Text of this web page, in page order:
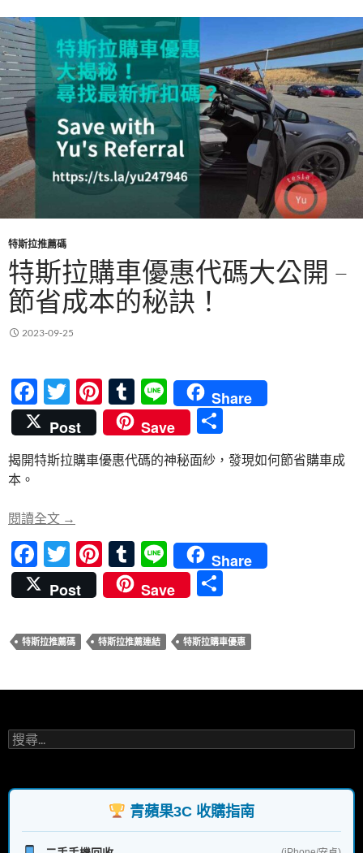
k
特斯拉推薦碼
特斯拉購車優惠代碼大公開 –
節省成本的秘訣！
2023-09-25
F
ac
e
b
o
k
T
w
itt
er
Pi
nt
er
es
T
u
m
bl
Li
n
e
Share
Post
Save
享
揭開特斯拉購車優惠代碼的神秘面紗，發現如何節省購車成
本。
閱讀全文 特斯拉購車優惠代碼大公開 – 節省成本的秘訣！
→
F
ac
e
b
o
o
T
w
itt
er
Pi
nt
er
es
t
T
u
m
bl
r
Li
n
e
Share
Post
Save
特斯拉推薦碼 特斯拉推薦連結 特斯拉購車優惠
搜
尋
字:
青蘋果3C 收購指南